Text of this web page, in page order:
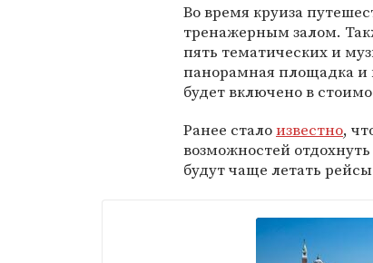
Во время круиза
тренажерным залом.
пять тематических и
панорамная площадка и
будет включено в
Ранее сталоизвестно,
возможностей
будут чаще летать